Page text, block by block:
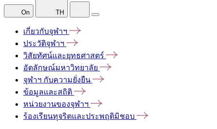
On TH
เกี่ยวกับจุฬาฯ
ประวัติจุฬาฯ
วิสัยทัศน์และยุทธศาสตร์
อัตลักษณ์มหาวิทยาลัย
จุฬาฯ กับความยั่งยืน
ข้อมูลและสถิติ
หน่วยงานของจุฬาฯ
ร้องเรียนทุจริตและประพฤติมิชอบ